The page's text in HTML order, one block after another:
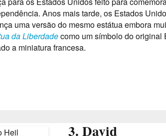
Anos mais tarde, os Estados
uma versão do mesmo estátua embora
da Liberdadecomo um símbolo do original
a miniatura francesa.
3. David